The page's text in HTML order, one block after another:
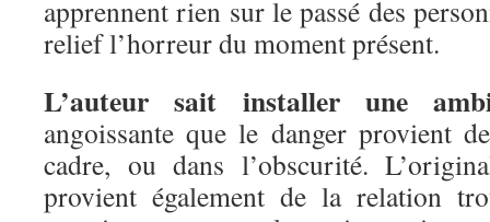
apprennent rien sur le passé des
relief l’horreur du moment présent.
L’auteur sait installer une
angoissante que le danger provient
cadre, ou dans l’obscurité.
provient également de la relation